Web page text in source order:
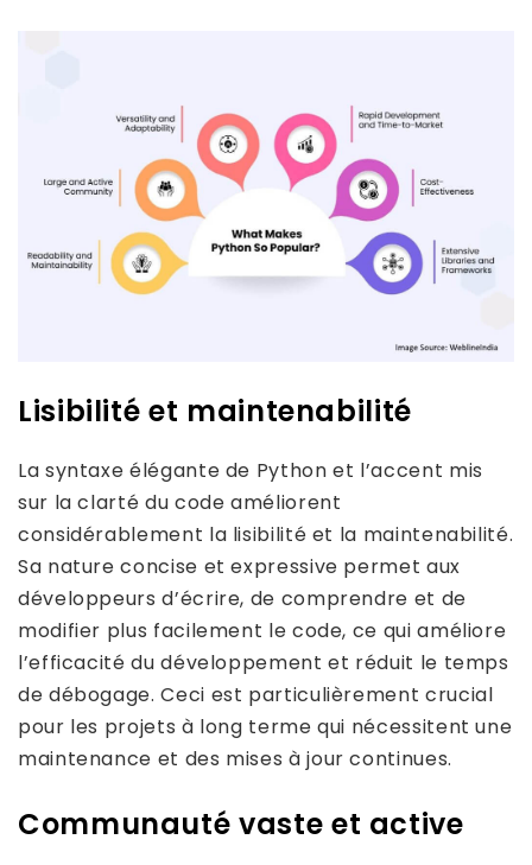
Lisibilité et maintenabilité
La syntaxe élégante de Python et l’accent mis
sur la clarté du code améliorent
considérablement la lisibilité et la maintenabilité.
Sa nature concise et expressive permet aux
développeurs d’écrire, de comprendre et de
modifier plus facilement le code, ce qui améliore
l’efficacité du développement et réduit le temps
de débogage. Ceci est particulièrement crucial
pour les projets à long terme qui nécessitent une
maintenance et des mises à jour continues.
Communauté vaste et active